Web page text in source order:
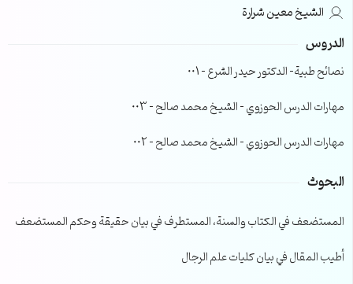
الشيخ معين شرارة
الدروس
نصائح طبية- الدكتور حيدر الشرع – 001
مهارات الدرس الحوزوي – الشيخ محمد صالح – 003
مهارات الدرس الحوزوي – الشيخ محمد صالح – 002
البحوث
المستضعف في الكتاب والسنة، المستطرف في بيان حقيقة وحكم المستضعف
أطيب المقال في بيان كليات علم الرجال